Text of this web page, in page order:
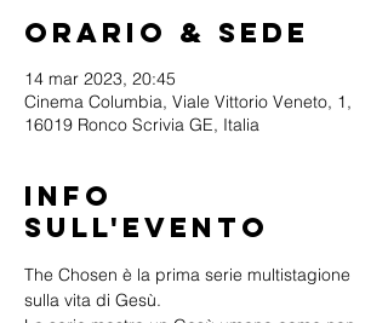
Orario & Sede
14 mar 2023, 20:45
Cinema Columbia, Viale Vittorio Veneto, 1,
16019 Ronco Scrivia GE, Italia
Info
sull'evento
The Chosen è la prima serie multistagione
sulla vita di Gesù.